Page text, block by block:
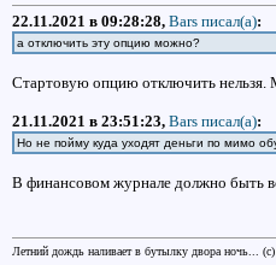
22.11.2021 в 09:28:28, Bars писал(a):
а отключить эту опцию можно?
Стартовую опцию отключить
21.11.2021 в 23:51:23, Bars писал(a):
Но не пойму куда уходят деньги по мимо
В финансовом журнале должно быть
Летний дождь наливает в бутылку двора ночь...